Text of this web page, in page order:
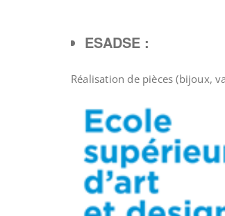
ESADSE :
Réalisation de pièces (bijoux,